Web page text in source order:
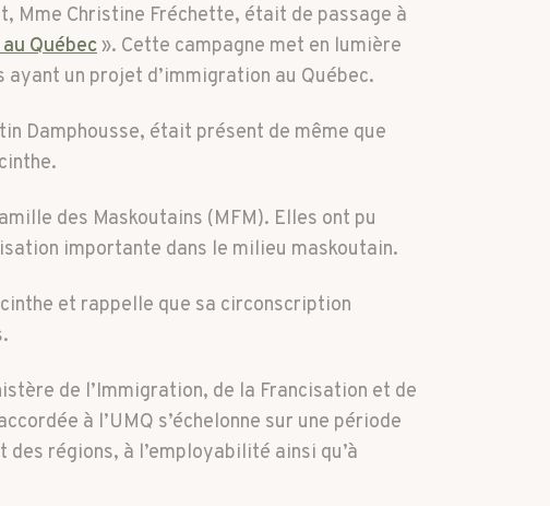
Mme Christine Fréchette, était de passage à
Québec». Cette campagne met en lumière
un projet d’immigration au Québec.
Damphousse, était présent de même que
des Maskoutains (MFM). Elles ont pu
importante dans le milieu maskoutain.
et rappelle que sa circonscription
de l’Immigration, de la Francisation et de
à l’UMQ s’échelonne sur une période
régions, à l’employabilité ainsi qu’à